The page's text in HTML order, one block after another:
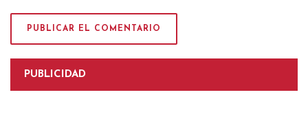
PUBLICIDAD